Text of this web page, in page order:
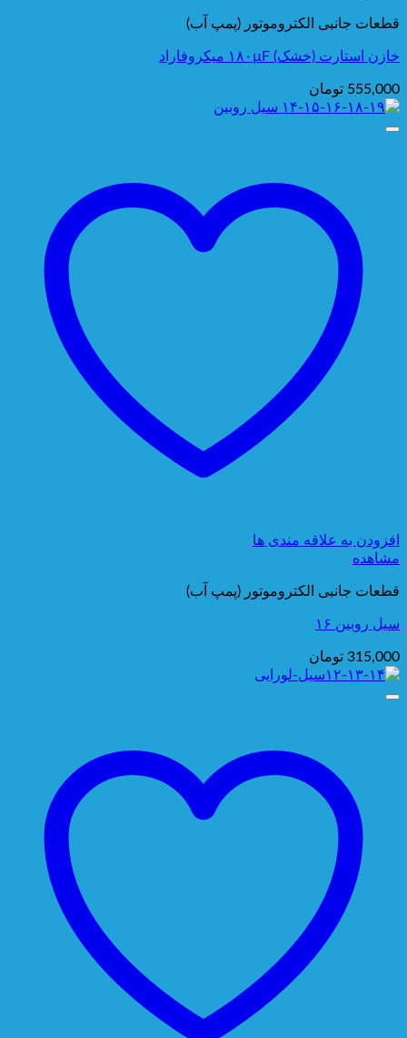
قطعات جانبی الکتروموتور (پمپ آب)
خازن استارت (خشک) ۱۸۰µF میکروفاراد
555,000 تومان
افزودن به علاقه مندی ها
مشاهده
قطعات جانبی الکتروموتور (پمپ آب)
سیل روبین ۱۶
315,000 تومان